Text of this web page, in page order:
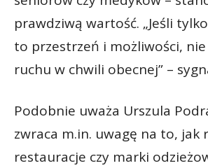
prawdziwą wartość. „Jeśli
to przestrzeń i możliwości,
ruchu w chwili obecnej” –
Podobnie uważa Urszula
zwraca m.in. uwagę na to, jak
restauracje czy marki